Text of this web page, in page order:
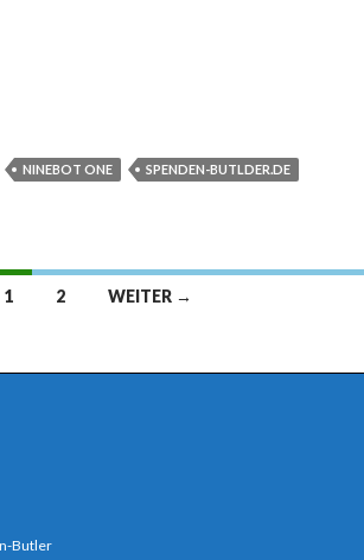
NINEBOT ONE
SPENDEN-BUTLDER.DE
1 2 WEITER →
Butler